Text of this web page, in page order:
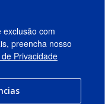
com
preencha nosso
Privacidade